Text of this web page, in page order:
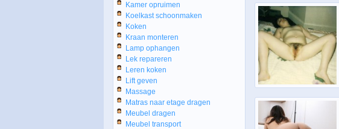
Kamer opruimen
Koelkast schoonmaken
Koken
Kraan monteren
Lamp ophangen
Lek repareren
Leren koken
Lift geven
Massage
Matras naar etage dragen
Meubel dragen
Meubel transport